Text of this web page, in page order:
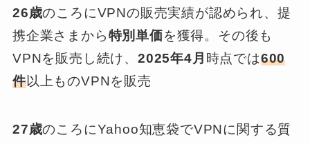
26歳のころにVPNの販売実績が認められ、提
携企業さまから特別単価を獲得。その後も
VPNを販売し続け、 2025年4月 時点では600
件以上ものVPNを販売
27歳のころにYahoo知恵袋でVPNに関する質